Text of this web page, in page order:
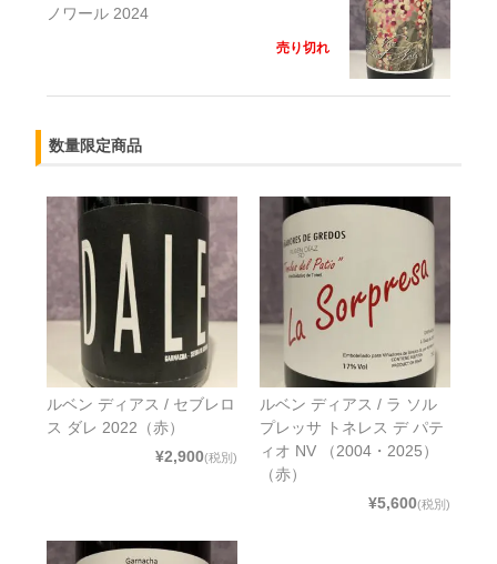
ノワール 2024
売り切れ
数量限定商品
ルベン ディアス / セブレロ
ス ダレ 2022（赤）
¥2,900(税別)
ルベン ディアス / ラ ソル
プレッサ トネレス デ パテ
ィオ NV （2004・2025）
（赤）
¥5,600(税別)